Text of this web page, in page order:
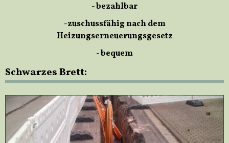
- bezahlbar
-zuschussfähig nach dem
Heizungserneuerungsgesetz
- bequem
Schwarzes Brett: